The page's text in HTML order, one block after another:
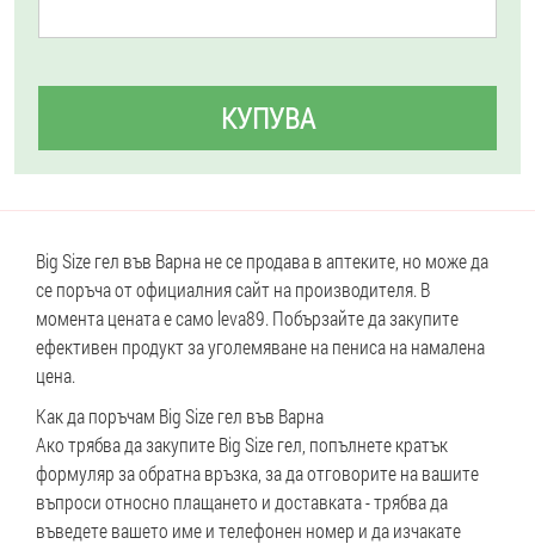
КУПУВА
Big Size гел във Варна не се продава в аптеките, но може да
се поръча от официалния сайт на производителя. В
момента цената е само leva89. Побързайте да закупите
ефективен продукт за уголемяване на пениса на намалена
цена.
Как да поръчам Big Size гел във Варна
Ако трябва да закупите Big Size гел, попълнете кратък
формуляр за обратна връзка, за да отговорите на вашите
въпроси относно плащането и доставката - трябва да
въведете вашето име и телефонен номер и да изчакате